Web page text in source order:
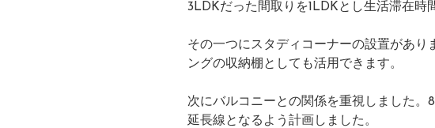
3LDKだった間取りを1LDKとし生活滞在時
その一つにスタディコーナーの設置があ
ングの収納棚としても活用できます。
次にバルコニーとの関係を重視しました
延長線となるよう計画しました。